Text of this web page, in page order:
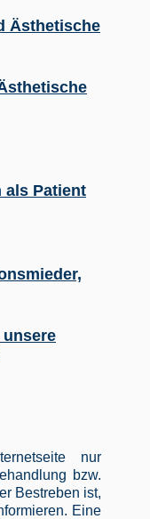
Ästhetische
als Patient
unsere
nur
bzw.
Bestreben ist,
Eine